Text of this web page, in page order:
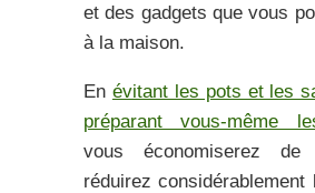
et des gadgets que vous
à la maison.
En évitant les pots et les
préparant vous-même
vous économiserez
réduirez considérablement